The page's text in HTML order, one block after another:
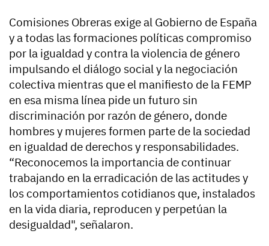
Comisiones Obreras exige al Gobierno de España
y a todas las formaciones políticas compromiso
por la igualdad y contra la violencia de género
impulsando el diálogo social y la negociación
colectiva mientras que el manifiesto de la FEMP
en esa misma línea pide un futuro sin
discriminación por razón de género, donde
hombres y mujeres formen parte de la sociedad
en igualdad de derechos y responsabilidades.
“Reconocemos la importancia de continuar
trabajando en la erradicación de las actitudes y
los comportamientos cotidianos que, instalados
en la vida diaria, reproducen y perpetúan la
desigualdad", señalaron.